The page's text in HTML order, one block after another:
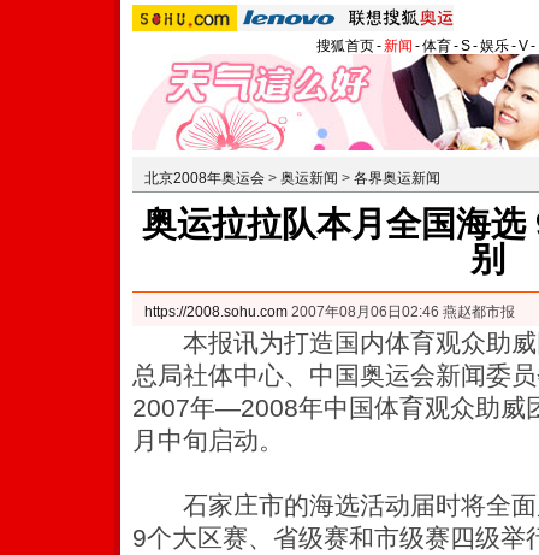
搜狐首页-新闻 -体育-S-娱乐-V-
北京2008年奥运会 > 奥运新闻 > 各界奥运新闻
奥运拉拉队本月全国海
别
https://2008.sohu.com 2007年08月06日02:46 燕赵都市报
本报讯为打造国内体育观众助威
总局社体中心、中国奥运会新闻委
2007年—2008年中国体育观众助威
月中旬启动。
石家庄市的海选活动届时将全面
9个大区赛、省级赛和市级赛四级举